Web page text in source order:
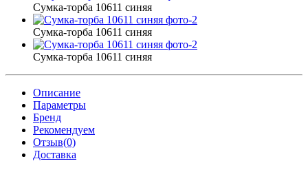
Сумка-торба 10611 синяя
Сумка-торба 10611 синяя
Сумка-торба 10611 синяя
Описание
Параметры
Бренд
Рекомендуем
Отзыв(0)
Доставка